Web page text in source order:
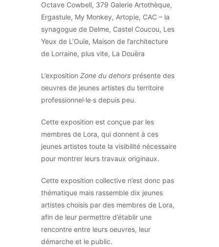
Octave Cowbell, 379 Galerie Artothèque,
Ergastule, My Monkey, Artopie, CAC – la
synagogue de Delme, Castel Coucou, Les
Yeux de L’Ouïe, Maison de l’architecture
de Lorraine, plus vite, La Douëra
L’exposition Zone du dehors présente des
oeuvres de jeunes artistes du territoire
professionnel·le·s depuis peu.
Cette exposition est conçue par les
membres de Lora, qui donnent à ces
jeunes artistes toute la visibilité nécessaire
pour montrer leurs travaux originaux.
Cette exposition collective n’est donc pas
thématique mais rassemble dix jeunes
artistes choisis par des membres de Lora,
afin de leur permettre d’établir une
rencontre entre leurs oeuvres, leur
démarche et le public.